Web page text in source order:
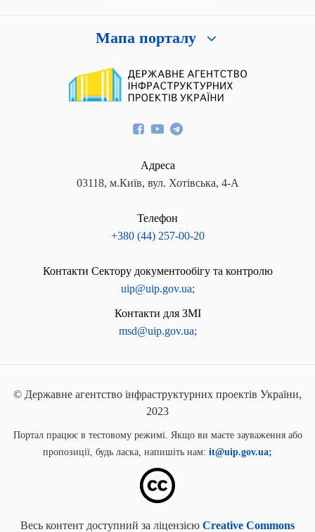
Мапа порталу
Адреса
03118, м.Київ, вул. Хотівська, 4-А
Телефон
+380 (44) 257-00-20
Контакти Сектору документообігу та контролю
uip@uip.gov.ua;
Контакти для ЗМІ
msd@uip.gov.ua;
© Державне агентство інфраструктурних проектів України,
2023
Портал працює в тестовому режимі. Якщо ви маєте зауваження або
пропозиції, будь ласка, напишіть нам: it@uip.gov.ua;
Весь контент доступний за ліцензією Creative Commons